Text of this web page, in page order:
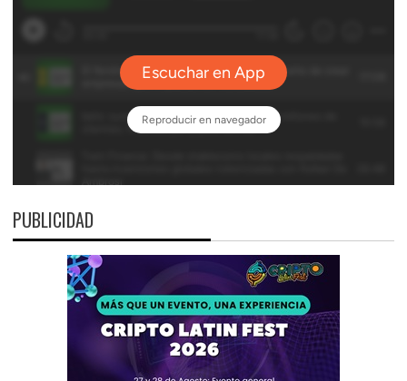
PUBLICIDAD